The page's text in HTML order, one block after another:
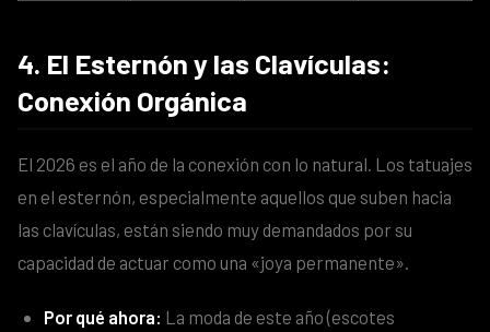
4. El Esternón y las Clavículas:
Conexión Orgánica
El 2026 es el año de la conexión con lo natural. Los tatuajes
en el esternón, especialmente aquellos que suben hacia
las clavículas, están siendo muy demandados por su
capacidad de actuar como una «joya permanente».
Por qué ahora: La moda de este año (escotes